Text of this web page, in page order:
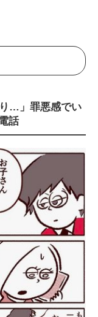
…」罪悪感でい
話